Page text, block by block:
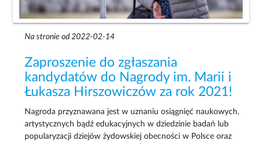
Na stronie od 2022-02-14
Zaproszenie do zgłaszania
kandydatów do Nagrody im. Marii i
Łukasza Hirszowiczów za rok 2021!
Nagroda przyznawana jest w uznaniu osiągnięć naukowych,
artystycznych bądź edukacyjnych w dziedzinie badań lub
popularyzacji dziejów żydowskiej obecności w Polsce oraz